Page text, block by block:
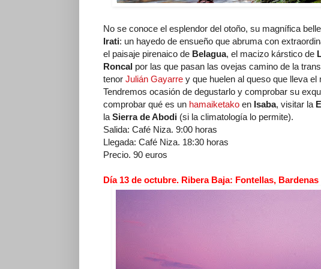
No se conoce el esplendor del otoño, su magnífica
Irati: un hayedo de ensueño que abruma con
el paisaje pirenaico de Belagua, el macizo kárstico de
Roncal por las que pasan las ovejas camino de la
tenor Julián Gayarre y que huelen al queso que lleva el
Tendremos ocasión de degustarlo y comprobar su
comprobar qué es un hamaiketako en Isaba, visitar la
la Sierra de Abodi (si la climatología lo permite).
Salida: Café Niza. 9:00 horas
Llegada: Café Niza. 18:30 horas
Precio. 90 euros
Día 13 de octubre. Ribera Baja: Fontellas, Bardenas